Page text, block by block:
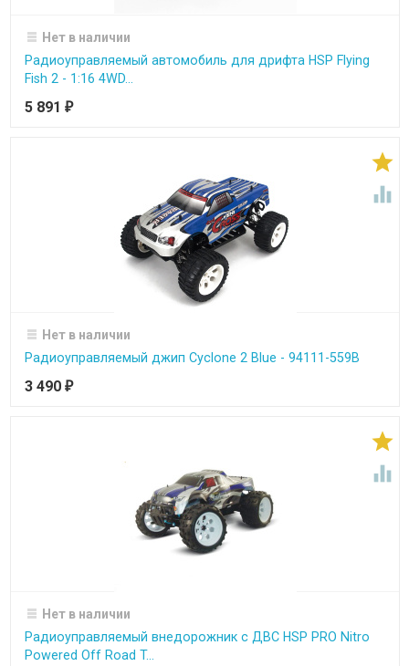
Нет в наличии
Радиоуправляемый автомобиль для дрифта HSP Flying
Fish 2 - 1:16 4WD...
5 891 ₽


Нет в наличии
Радиоуправляемый джип Cyclone 2 Blue - 94111-559B
3 490 ₽


Нет в наличии
Радиоуправляемый внедорожник с ДВС HSP PRO Nitro
Powered Off Road T...